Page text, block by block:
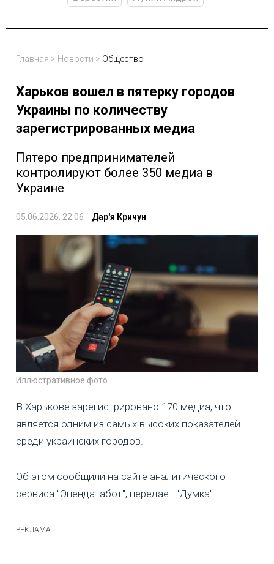
Главная > Новости > Общество
Харьков вошел в пятерку городов
Украины по количеству
зарегистрированных медиа
Пятеро предпринимателей
контролируют более 350 медиа в
Украине
05.06.2026, 22:06 Дар'я Кричун
Иллюстративное фото
В Харькове зарегистрировано 170 медиа, что
является одним из самых высоких показателей
среди украинских городов.
Об этом сообщили на сайте аналитического
сервиса "Опендатабот", передает "Думка".